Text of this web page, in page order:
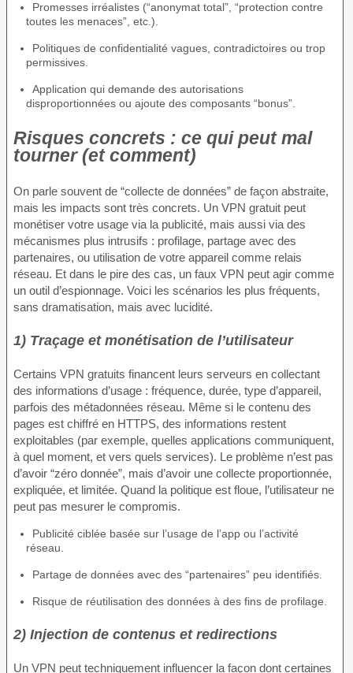
Promesses irréalistes (“anonymat total”, “protection contre
toutes les menaces”, etc.).
Politiques de confidentialité vagues, contradictoires ou trop
permissives.
Application qui demande des autorisations
disproportionnées ou ajoute des composants “bonus”.
Risques concrets : ce qui peut mal
tourner (et comment)
On parle souvent de “collecte de données” de façon abstraite,
mais les impacts sont très concrets. Un VPN gratuit peut
monétiser votre usage via la publicité, mais aussi via des
mécanismes plus intrusifs : profilage, partage avec des
partenaires, ou utilisation de votre appareil comme relais
réseau. Et dans le pire des cas, un faux VPN peut agir comme
un outil d’espionnage. Voici les scénarios les plus fréquents,
sans dramatisation, mais avec lucidité.
1) Traçage et monétisation de l’utilisateur
Certains VPN gratuits financent leurs serveurs en collectant
des informations d’usage : fréquence, durée, type d’appareil,
parfois des métadonnées réseau. Même si le contenu des
pages est chiffré en HTTPS, des informations restent
exploitables (par exemple, quelles applications communiquent,
à quel moment, et vers quels services). Le problème n’est pas
d’avoir “zéro donnée”, mais d’avoir une collecte proportionnée,
expliquée, et limitée. Quand la politique est floue, l’utilisateur ne
peut pas mesurer le compromis.
Publicité ciblée basée sur l’usage de l’app ou l’activité
réseau.
Partage de données avec des “partenaires” peu identifiés.
Risque de réutilisation des données à des fins de profilage.
2) Injection de contenus et redirections
Un VPN peut techniquement influencer la façon dont certaines